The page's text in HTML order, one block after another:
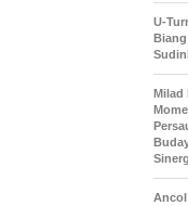
U-
Biang
Milad